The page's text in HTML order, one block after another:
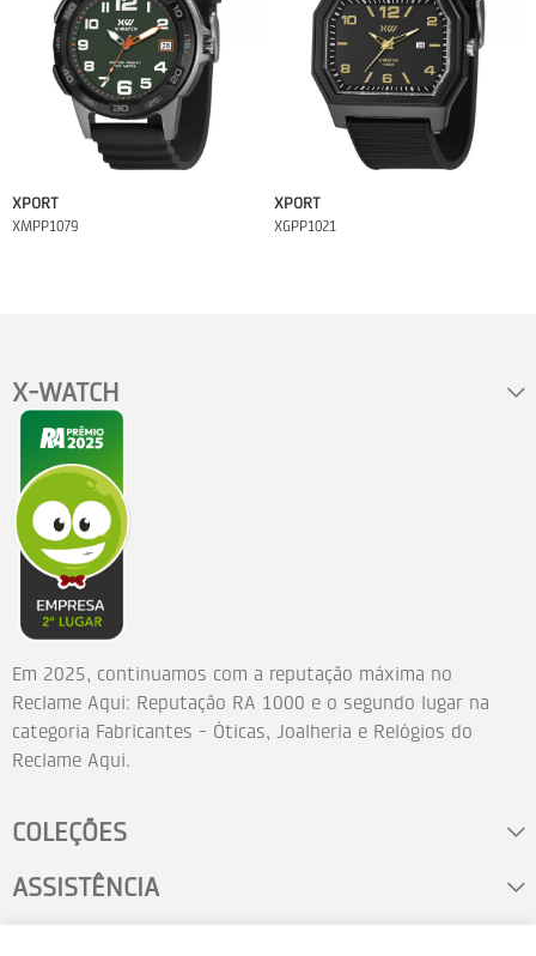
XPORT
XMPP1079
XPORT
XGPP1021
X-WATCH
Em 2025, continuamos com a reputação máxima no
Reclame Aqui: Reputação RA 1000 e o segundo lugar na
categoria Fabricantes - Óticas, Joalheria e Relógios do
Reclame Aqui.
COLEÇÕES
ASSISTÊNCIA